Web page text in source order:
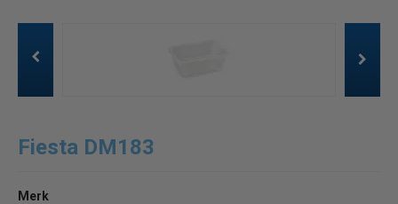
Fiesta DM183
Merk